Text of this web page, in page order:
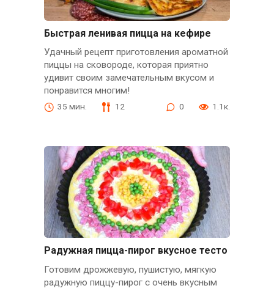
Быстрая ленивая пицца на кефире
Удачный рецепт приготовления ароматной
пиццы на сковороде, которая приятно
удивит своим замечательным вкусом и
понравится многим!
35 мин. 12 0 1.1к.
Радужная пицца-пирог вкусное тесто
Готовим дрожжевую, пушистую, мягкую
радужную пиццу-пирог с очень вкусным